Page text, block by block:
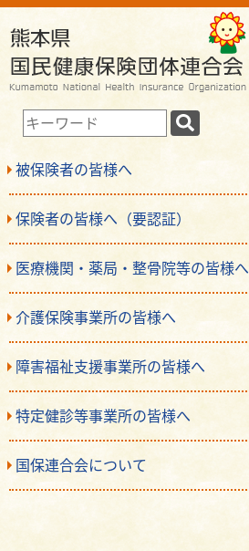
検
キ
ワ
ー
被保険者の皆様へ
保険者の皆様へ（要認証）
医療機関・薬局・整骨院等の皆様へ
介護保険事業所の皆様へ
障害福祉支援事業所の皆様へ
特定健診等事業所の皆様へ
国保連合会について